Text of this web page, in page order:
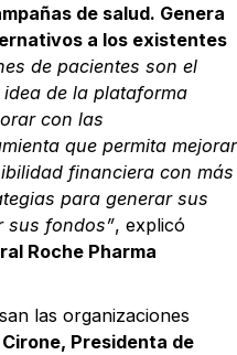
de salud. Genera
a los existentes
de pacientes son el
de la plataforma
con las
que permita mejorar
financiera con más
para generar sus
sus fondos”, explicó
Roche Pharma
las organizaciones
Presidenta de